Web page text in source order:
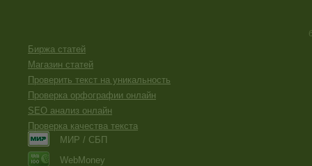
Биржа статей
Магазин статей
Проверить текст на уникальность
Проверка орфографии онлайн
SEO анализ онлайн
Проверка качества текста
МИР / СБП
WebMoney